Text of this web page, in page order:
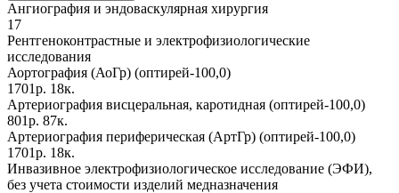
Ангиография и эндоваскулярная хирургия
17
Рентгеноконтрастные и электрофизиологические
исследования
Аортография (АоГр) (оптирей-100,0)
1701р. 18к.
Артериография висцеральная, каротидная (оптирей-100,0)
801р. 87к.
Артериография периферическая (АртГр) (оптирей-100,0)
1701р. 18к.
Инвазивное электрофизиологическое исследование (ЭФИ),
без учета стоимости изделий медназначения